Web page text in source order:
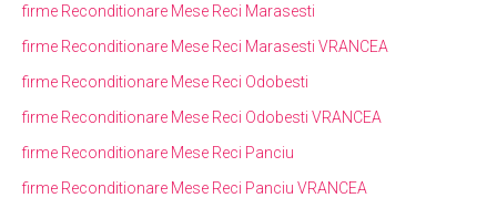
firme Reconditionare Mese Reci Marasesti
firme Reconditionare Mese Reci Marasesti VRANCEA
firme Reconditionare Mese Reci Odobesti
firme Reconditionare Mese Reci Odobesti VRANCEA
firme Reconditionare Mese Reci Panciu
firme Reconditionare Mese Reci Panciu VRANCEA